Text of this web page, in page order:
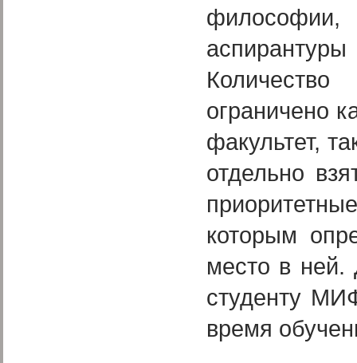
философии,
ограничено
факультет,
отдельно
которым
место в ней.
студенту
время